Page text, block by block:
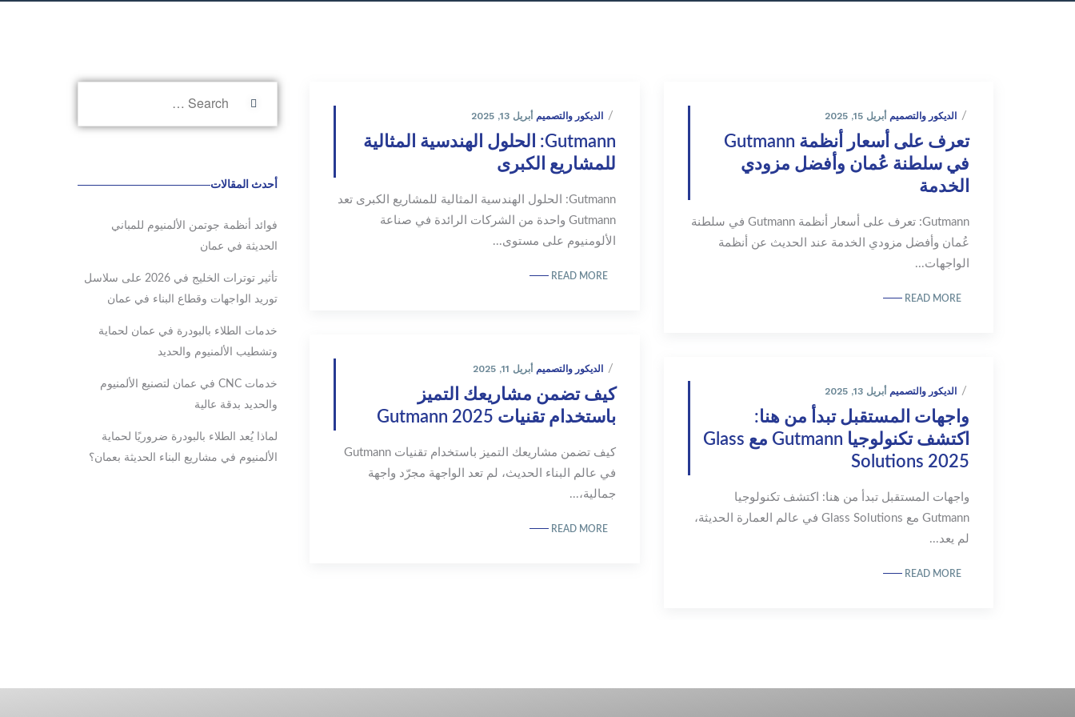
الديكور والتصميم أبريل 15, 2025
تعرف على أسعار أنظمة Gutmann
في سلطنة عُمان وأفضل مزودي
الخدمة
Gutmann: تعرف على أسعار أنظمة Gutmann في سلطنة
عُمان وأفضل مزودي الخدمة عند الحديث عن أنظمة
الواجهات...
READ MORE
الديكور والتصميم أبريل 13, 2025
واجهات المستقبل تبدأ من هنا:
اكتشف تكنولوجيا Gutmann مع Glass
Solutions 2025
واجهات المستقبل تبدأ من هنا: اكتشف تكنولوجيا
Gutmann مع Glass Solutions في عالم العمارة الحديثة،
لم يعد...
READ MORE
الديكور والتصميم أبريل 13, 2025
Gutmann: الحلول الهندسية المثالية
للمشاريع الكبرى
Gutmann: الحلول الهندسية المثالية للمشاريع الكبرى تعد
Gutmann واحدة من الشركات الرائدة في صناعة
الألومنيوم على مستوى...
READ MORE
الديكور والتصميم أبريل 11, 2025
كيف تضمن مشاريعك التميز
باستخدام تقنيات Gutmann 2025
كيف تضمن مشاريعك التميز باستخدام تقنيات Gutmann
في عالم البناء الحديث، لم تعد الواجهة مجرّد واجهة
جمالية،...
READ MORE
أحدث المقالات
فوائد أنظمة جوتمن الألمنيوم للمباني
الحديثة في عمان
تأثير توترات الخليج في 2026 على سلاسل
توريد الواجهات وقطاع البناء في عمان
خدمات الطلاء بالبودرة في عمان لحماية
وتشطيب الألمنيوم والحديد
خدمات CNC في عمان لتصنيع الألمنيوم
والحديد بدقة عالية
لماذا يُعد الطلاء بالبودرة ضروريًا لحماية
الألمنيوم في مشاريع البناء الحديثة بعمان؟